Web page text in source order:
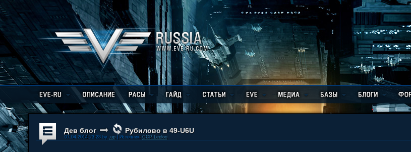
Дев блог Рубилово в 49-U6U
07.04.2014 23:28 by .up| Источник: CCP Leeloo